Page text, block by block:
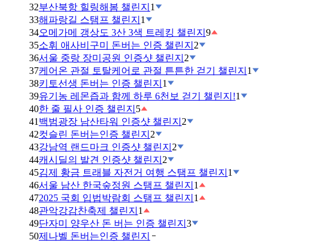
32부산북항 힐링해봄 챌린지 1
33해파랑길 스탬프 챌린지 1
34오메가메 갱상도 3산 3색 트레킹 챌린지 9
35소휘 애사비구미 돈버는 인증 챌린지 2
36서울 중랑 장미공원 인증샷 챌린지 2
37케어온 관절 토탈케어로 관절 튼튼한 걷기 챌린지 1
38키토선생 돈버는 인증 챌린지 1
39유기농 레몬즙과 함께 하루 6천보 걷기 챌린지!1
40한 줄 필사 인증 챌린지 5
41 백범광장 남산타워 인증샷 챌린지 2
42컷슬린 돈버는인증 챌린지 2
43강남역 랜드마크 인증샷 챌린지 2
44캐시딜의 발견 인증샷 챌린지 2
45김제 황금 트래블 자전거 여행 스탬프 챌린지 1
46서울 남산 한국숲정원 스탬프 챌린지 1
472025 국회 입법박람회 스탬프 챌린지 1
48관악강감찬축제 챌린지 1
49단자미 양우산 돈 버는 인증 챌린지 3
50제나벨 돈버는인증 챌린지